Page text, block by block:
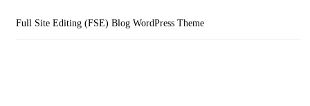
Full Site Editing (FSE) Blog WordPress Theme